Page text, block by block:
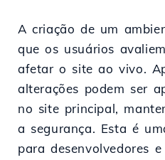
A criação de um
que os usuários
afetar o site ao vivo.
alterações podem ser
no site principal,
a segurança. Esta é
para desenvolvedores